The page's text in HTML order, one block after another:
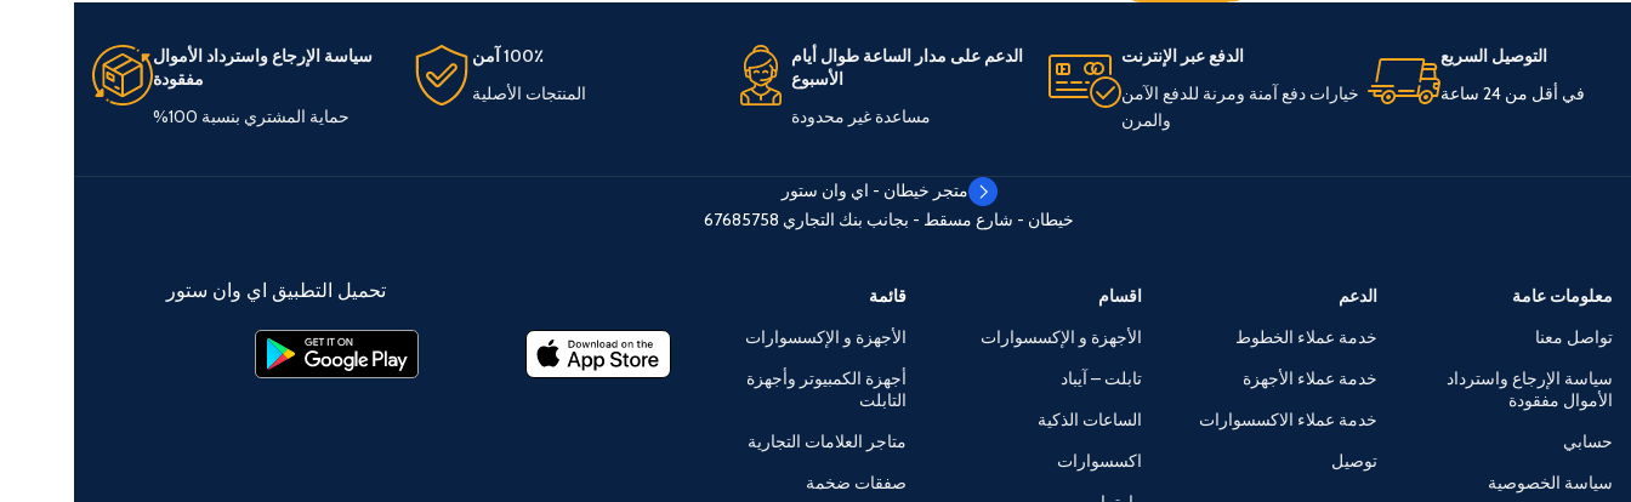
التوصيل السريع
في أقل من 24 ساعة
الدفع عبر الإنترنت
خيارات دفع آمنة ومرنة للدفع الآمن
والمرن
الدعم على مدار الساعة طوال أيام
الأسبوع
مساعدة غير محدودة
100٪ آمن
المنتجات الأصلية
سياسة الإرجاع واسترداد الأموال
مفقودة
حماية المشتري بنسبة 100%
متجر خيطان - اي وان ستور
خيطان - شارع مسقط - بجانب بنك التجاري 67685758
معلومات عامة
تواصل معنا
سياسة الإرجاع واسترداد
الأموال مفقودة
حسابي
سياسة الخصوصية
الدعم
خدمة عملاء الخطوط
خدمة عملاء الأجهزة
خدمة عملاء الاكسسوارات
توصيل
اقسام
الأجهزة و الإكسسوارات
تابلت – آيباد
الساعات الذكية
اكسسوارات
قائمة
الأجهزة و الإكسسوارات
أجهزة الكمبيوتر وأجهزة
التابلت
متاجر العلامات التجارية
صفقات ضخمة
تحميل التطبيق اي وان ستور